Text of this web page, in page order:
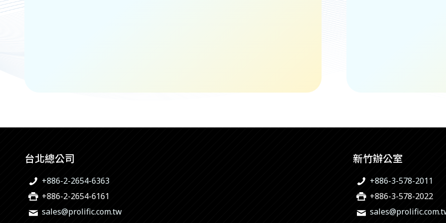
台北總公司
+886-2-2654-6363
+886-2-2654-6161
sales@prolific.com.tw
新竹辦公室
+886-3-578-2011
+886-3-578-2022